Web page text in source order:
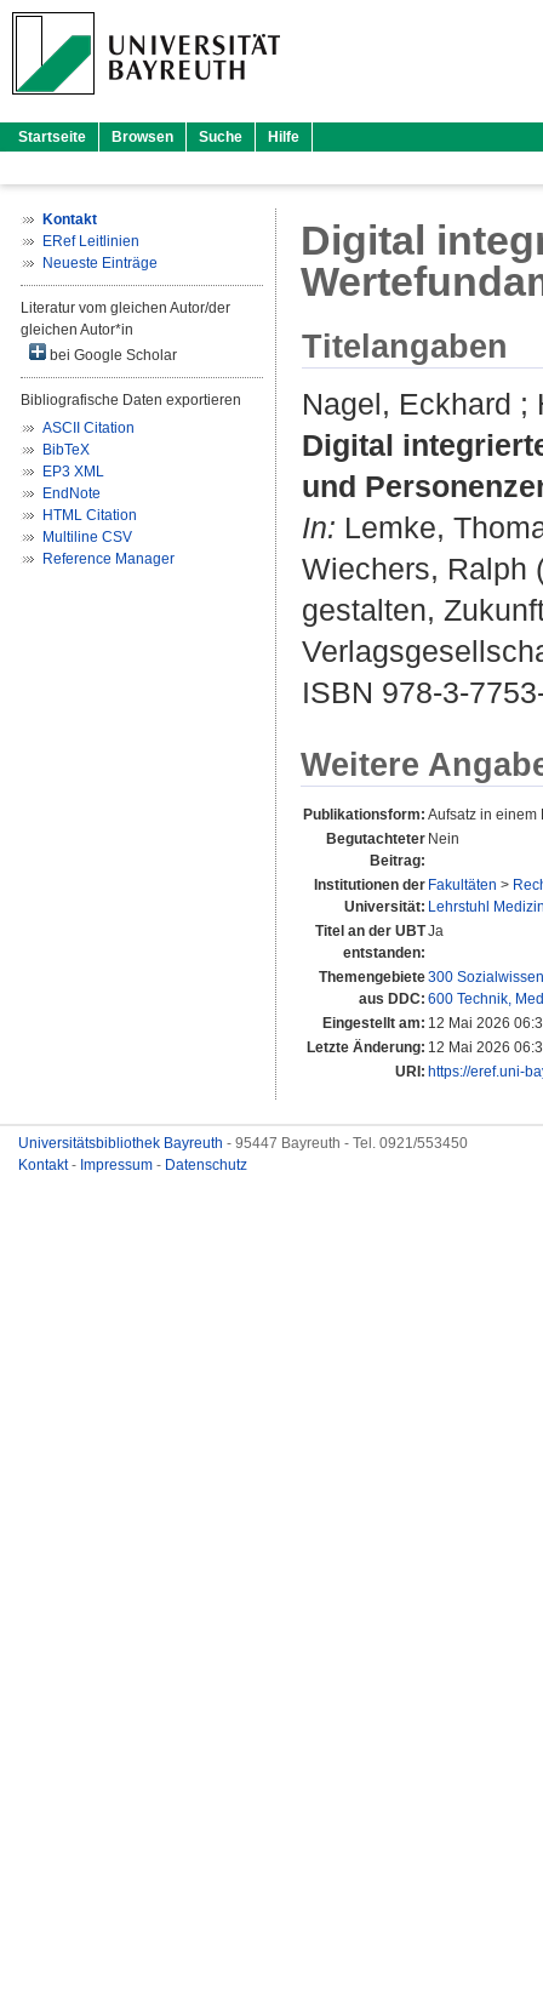
Startseite Browsen Suche Hilfe
Kontakt
ERef Leitlinien
Neueste Einträge
Literatur vom gleichen Autor/der
gleichen Autor*in
bei Google Scholar
Bibliografische Daten exportieren
ASCII Citation
BibTeX
EP3 XML
EndNote
HTML Citation
Multiline CSV
Reference Manager
Digital
Titelangaben
Nagel, Eckhard ;
Digital
und
In: Lemke,
Wiechers, Ralph
gestalten,
ISBN 978-3-
Weitere
Publikationsform: Aufsatz in einem
Begutachteter
Beitrag:
Nein
Institutionen der
Universität:
Fakultäten >
Lehrstuhl
Titel an der UBT
entstanden:
Ja
Themengebiete
aus DDC:
300
600 Technik,
Eingestellt am: 12 Mai 2026
Letzte Änderung: 12 Mai 2026
URI: https://eref.uni-
Universitätsbibliothek Bayreuth - 95447 Bayreuth - Tel. 0921/553450
Kontakt- Impressum - Datenschutz